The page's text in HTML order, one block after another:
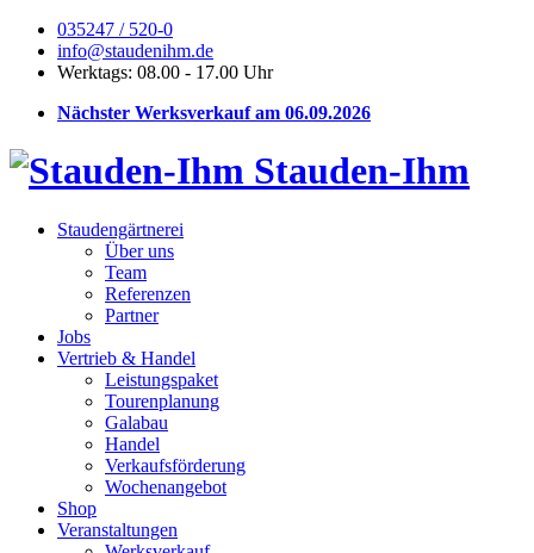
035247 / 520-0
info@staudenihm.de
Werktags: 08.00 - 17.00 Uhr
Nächster Werksverkauf am 06.09.2026
Stauden-Ihm
Staudengärtnerei
Über uns
Team
Referenzen
Partner
Jobs
Vertrieb & Handel
Leistungspaket
Tourenplanung
Galabau
Handel
Verkaufsförderung
Wochenangebot
Shop
Veranstaltungen